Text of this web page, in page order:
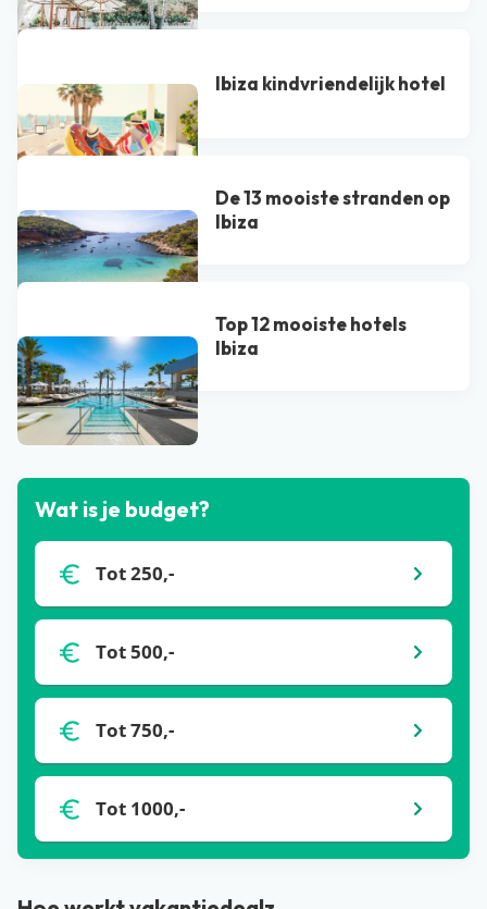
Ibiza kindvriendelijk hotel
De 13 mooiste stranden op
Ibiza
Top 12 mooiste hotels
Ibiza
Bekijk alle blogs
Wat is je budget?
Tot 250,-
Tot 500,-
Tot 750,-
Tot 1000,-